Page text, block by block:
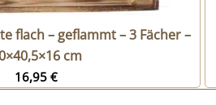
flach – geflammt – 3 Fächer –
cm
16,95€